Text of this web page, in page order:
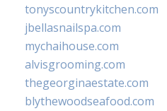
tonyscountrykitchen.com
jbellasnailspa.com
mychaihouse.com
alvisgrooming.com
thegeorginaestate.com
blythewoodseafood.com